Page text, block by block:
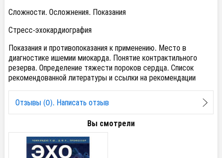
Сложности. Осложнения. Показания
Стресс-эхокардиография
Показания и противопоказания к применению. Место в
диагностике ишемии миокарда. Понятие контрактильного
резерва. Определение тяжести пороков сердца. Список
рекомендованной литературы и ссылки на рекомендации
Отзывы (0). Написать отзыв
Вы смотрели